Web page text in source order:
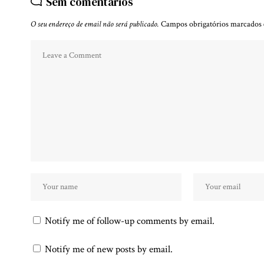
O seu endereço de email não será publicado. Campos obrigatórios marcados
Notify me of follow-up comments by email.
Notify me of new posts by email.